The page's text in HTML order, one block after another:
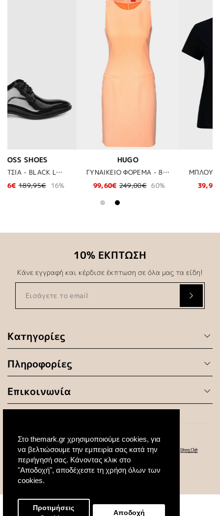
Στο themark.gr χρησιμοποιούμε cookies, για
να βελτιώσουμε την εμπειρία σας κατά την
περιήγησή σας. Κάνοντας κλικ στο
"Αποδοχή", αποδέχεστε τη χρήση όλων των
cookies.
Προτιμήσεις
Αποδοχή
ΓΥΝΑΙΚΕΙΟ ΦΟΡΕΜΑ - 825 ΠΟΡΤΟΚΑΛΙ
ΜΠΛΟΥΖΑ BOSS - 406 ΜΠΛΕ
39,98€
50%
30%
Κατηγορίες
Πληροφορίες
Επικοινωνία
10% ΕΚΠΤΩΣΗ
Κάνε εγγραφή και κέρδισε έκπτωση σε όλα μας τα είδη!
© 2020 All Rights Reserved. Created by